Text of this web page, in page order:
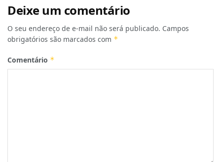
Deixe um comentário
O seu endereço de e-mail não será publicado. Campos
obrigatórios são marcados com *
Comentário *